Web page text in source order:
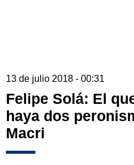
13 de julio 2018 - 00:31
Felipe Solá: El
haya dos
Macri